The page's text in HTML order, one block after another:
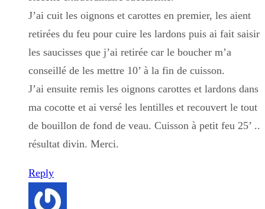
J’ai cuit les oignons et carottes en premier, les aient
retirées du feu pour cuire les lardons puis ai fait saisir
les saucisses que j’ai retirée car le boucher m’a
conseillé de les mettre 10’ à la fin de cuisson.
J’ai ensuite remis les oignons carottes et lardons dans
ma cocotte et ai versé les lentilles et recouvert le tout
de bouillon de fond de veau. Cuisson à petit feu 25’ ..
résultat divin. Merci.
Reply